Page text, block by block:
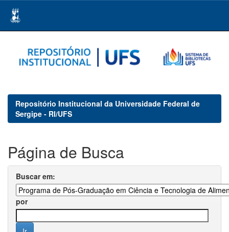
navigation
Repositório Institucional da Universidade Federal de
Sergipe - RI/UFS
Página de Busca
Buscar em:
por